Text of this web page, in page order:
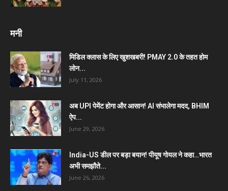
मनी
मिडिल क्लास के लिए खुशखबरी! PMAY 2.0 के तहत होम
लोन...
July 11, 2026
अब UPI पेमेंट होगा और आसान! AI संभालेगा मदद, BHIM
ऐप...
June 29, 2026
India-US डील पर बड़ा बयान! पीयूष गोयल ने कहा…भारत
अभी समझौते...
June 26, 2026